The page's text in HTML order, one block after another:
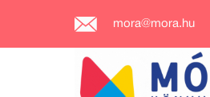
mora@mora.hu